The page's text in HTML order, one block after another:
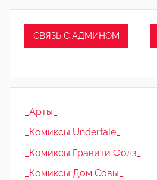
СВЯЗЬ С АДМИНОМ
_Арты_
_Комиксы Undertale_
_Комиксы Гравити Фолз_
_Комиксы Дом Совы_